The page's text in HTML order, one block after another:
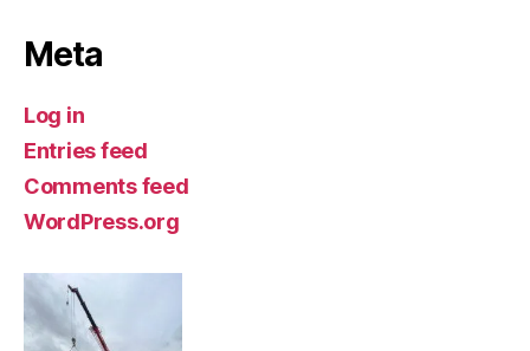
Meta
Log in
Entries feed
Comments feed
WordPress.org